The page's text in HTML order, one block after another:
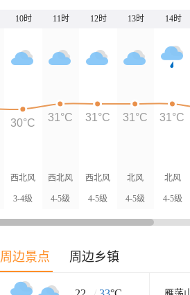
10时 11时 12时 13时 14时
西北风
3-4级
西北风
4-5级
西北风
4-5级
北风
4-5级
北风
4-5级
30°C 31°C 31°C 31°C 31°C
周边景点 周边乡镇